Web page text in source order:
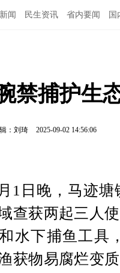
闻 民生资讯 省内要闻 国
禁捕护生
：刘琦 2025-09-02 14:56:06
1日晚，马迹
查获两起三人
水下捕鱼工具
获物易腐烂变